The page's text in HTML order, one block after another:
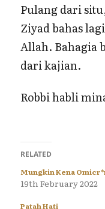
Pulang dari
Ziyad bahas
Allah. Bahagia
dari kajian.
Robbi habli
RELATED
Mungkin Kena
19th February 2022
Patah Hati